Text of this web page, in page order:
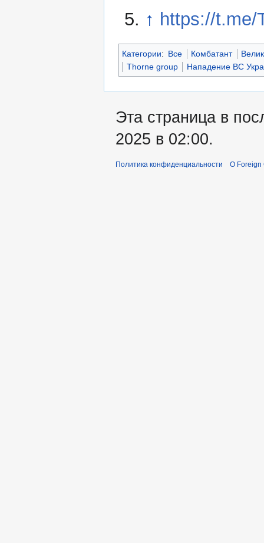
↑ https://t.me/
Категории: Все Комбатант
Thorne group
Нападение ВС
Эта страница в
2025 в 02:00.
Политика конфиденциальности О Foreign